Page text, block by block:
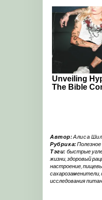
Автор:Алиса
Рубрика:Полезное
Тэги: быстрые
жизни здоровый
настроение
сахарозаменители
исследования